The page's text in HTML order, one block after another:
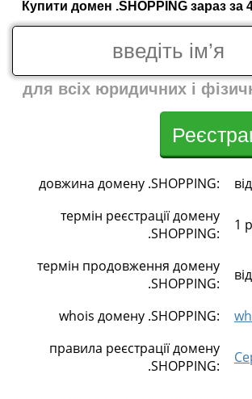
Купити домен .SHOPPING зараз за
для всіх юридичних і
довжина домену .SHOPPING:
термін реєстрації домену
.SHOPPING:
1
термін продовження домену
.SHOPPING:
whois домену .SHOPPING:
правила реєстрації домену
.SHOPPING: